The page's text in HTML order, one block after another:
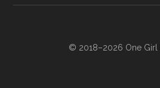
© 2018–2026 One Girl